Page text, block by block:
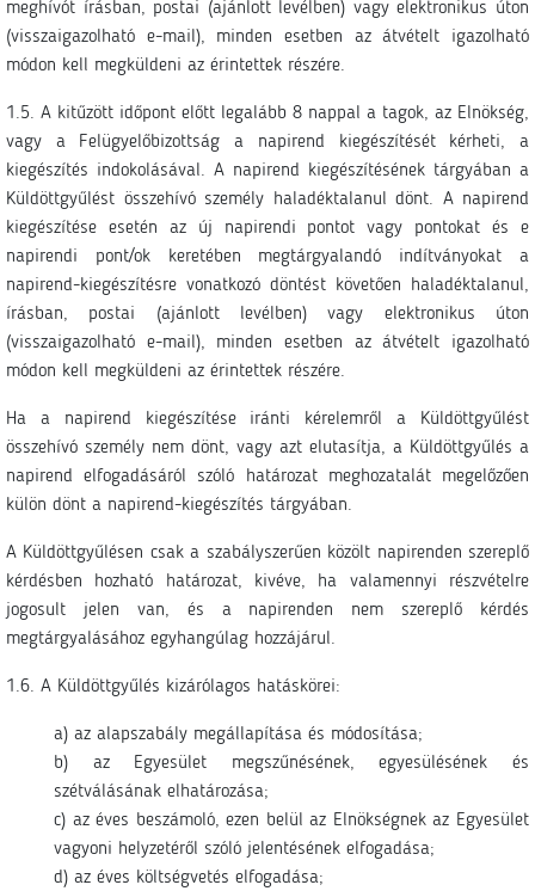
meghívót írásban, postai (ajánlott levélben) vagy elektronikus úton
(visszaigazolható e-mail), minden esetben az átvételt igazolható
módon kell megküldeni az érintettek részére.
1.5. A kitűzött időpont előtt legalább 8 nappal a tagok, az Elnökség,
vagy a Felügyelőbizottság a napirend kiegészítését kérheti, a
kiegészítés indokolásával. A napirend kiegészítésének tárgyában a
Küldöttgyűlést összehívó személy haladéktalanul dönt. A napirend
kiegészítése esetén az új napirendi pontot vagy pontokat és e
napirendi pont/ok keretében megtárgyalandó indítványokat a
napirend-kiegészítésre vonatkozó döntést követően haladéktalanul,
írásban, postai (ajánlott levélben) vagy elektronikus úton
(visszaigazolható e-mail), minden esetben az átvételt igazolható
módon kell megküldeni az érintettek részére.
Ha a napirend kiegészítése iránti kérelemről a Küldöttgyűlést
összehívó személy nem dönt, vagy azt elutasítja, a Küldöttgyűlés a
napirend elfogadásáról szóló határozat meghozatalát megelőzően
külön dönt a napirend-kiegészítés tárgyában.
A Küldöttgyűlésen csak a szabályszerűen közölt napirenden szereplő
kérdésben hozható határozat, kivéve, ha valamennyi részvételre
jogosult jelen van, és a napirenden nem szereplő kérdés
megtárgyalásához egyhangúlag hozzájárul.
1.6. A Küldöttgyűlés kizárólagos hatáskörei:
a) az alapszabály megállapítása és módosítása;
b) az Egyesület megszűnésének, egyesülésének és
szétválásának elhatározása;
c) az éves beszámoló, ezen belül az Elnökségnek az Egyesület
vagyoni helyzetéről szóló jelentésének elfogadása;
d) az éves költségvetés elfogadása;